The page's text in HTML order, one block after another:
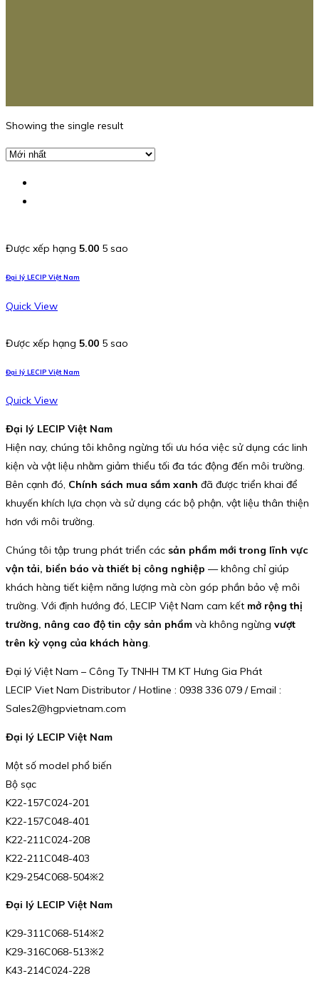
Showing the single result
Được xếp hạng 5.00 5 sao
Đại lý LECIP Việt Nam
Quick View
Được xếp hạng 5.00 5 sao
Đại lý LECIP Việt Nam
Quick View
Đại lý LECIP Việt Nam
Hiện nay, chúng tôi không ngừng tối ưu hóa việc sử dụng các linh
kiện và vật liệu nhằm giảm thiểu tối đa tác động đến môi trường.
Bên cạnh đó, Chính sách mua sắm xanh đã được triển khai để
khuyến khích lựa chọn và sử dụng các bộ phận, vật liệu thân thiện
hơn với môi trường.
Chúng tôi tập trung phát triển các sản phẩm mới trong lĩnh vực
vận tải, biển báo và thiết bị công nghiệp — không chỉ giúp
khách hàng tiết kiệm năng lượng mà còn góp phần bảo vệ môi
trường. Với định hướng đó, LECIP Việt Nam cam kết mở rộng thị
trường, nâng cao độ tin cậy sản phẩm và không ngừng vượt
trên kỳ vọng của khách hàng.
Đại lý Việt Nam – Công Ty TNHH TM KT Hưng Gia Phát
LECIP Viet Nam Distributor / Hotline : 0938 336 079 / Email :
Sales2@hgpvietnam.com
Đại lý LECIP Việt Nam
Một số model phổ biến
Bộ sạc
K22-157C024-201
K22-157C048-401
K22-211C024-208
K22-211C048-403
K29-254C068-504※2
Đại lý LECIP Việt Nam
K29-311C068-514※2
K29-316C068-513※2
K43-214C024-228